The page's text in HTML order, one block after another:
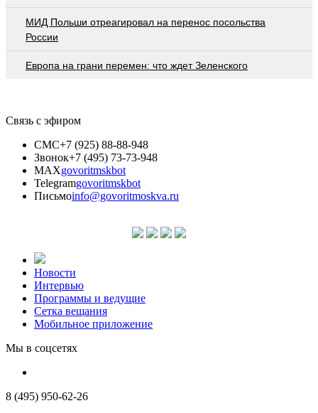
МИД Польши отреагировал на перенос посольства
России
Европа на грани перемен: что ждет Зеленского
Связь с эфиром
СМС+7 (925) 88-88-948
Звонок+7 (495) 73-73-948
MAXgovoritmskbot
Telegramgovoritmskbot
Письмоinfo@govoritmoskva.ru
Новости
Интервью
Программы и ведущие
Сетка вещания
Мобильное приложение
Мы в соцсетях
8 (495) 950-62-26